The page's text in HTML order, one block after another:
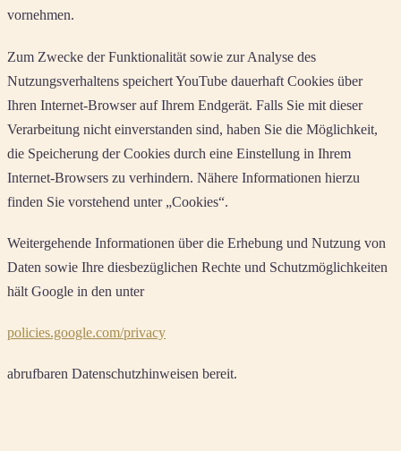
vornehmen.
Zum Zwecke der Funktionalität sowie zur Analyse des
Nutzungsverhaltens speichert YouTube dauerhaft Cookies über
Ihren Internet-Browser auf Ihrem Endgerät. Falls Sie mit dieser
Verarbeitung nicht einverstanden sind, haben Sie die Möglichkeit,
die Speicherung der Cookies durch eine Einstellung in Ihrem
Internet-Browsers zu verhindern. Nähere Informationen hierzu
finden Sie vorstehend unter „Cookies“.
Weitergehende Informationen über die Erhebung und Nutzung von
Daten sowie Ihre diesbezüglichen Rechte und Schutzmöglichkeiten
hält Google in den unter
policies.google.com/privacy
abrufbaren Datenschutzhinweisen bereit.